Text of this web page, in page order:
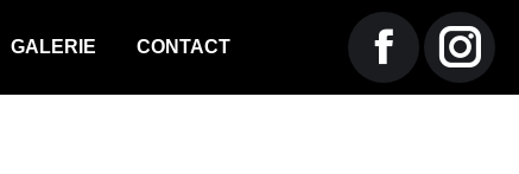
GALERIE CONTACT
La La